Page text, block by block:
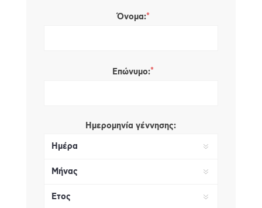
Όνομα:*
Επώνυμο:*
Ημερομηνία γέννησης: